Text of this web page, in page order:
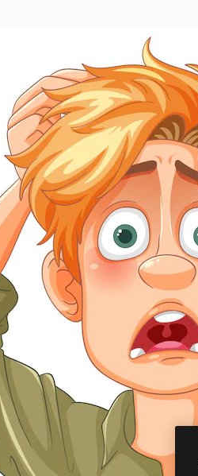
platform til at skabe dit bedste
1 million abonnenter – fra
virksomheder til bureauer og
AI-
AI-
AI-
API
Alle
2010- 2026Freepik Company S.L.U. Alle